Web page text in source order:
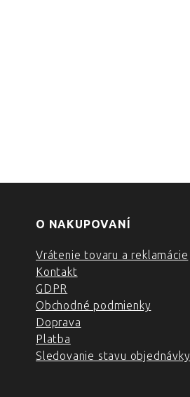
O NAKUPOVANÍ
Vrátenie tovaru a reklamácie
Kontakt
GDPR
Obchodné podmienky
Doprava
Platba
Sledovanie stavu objednávky